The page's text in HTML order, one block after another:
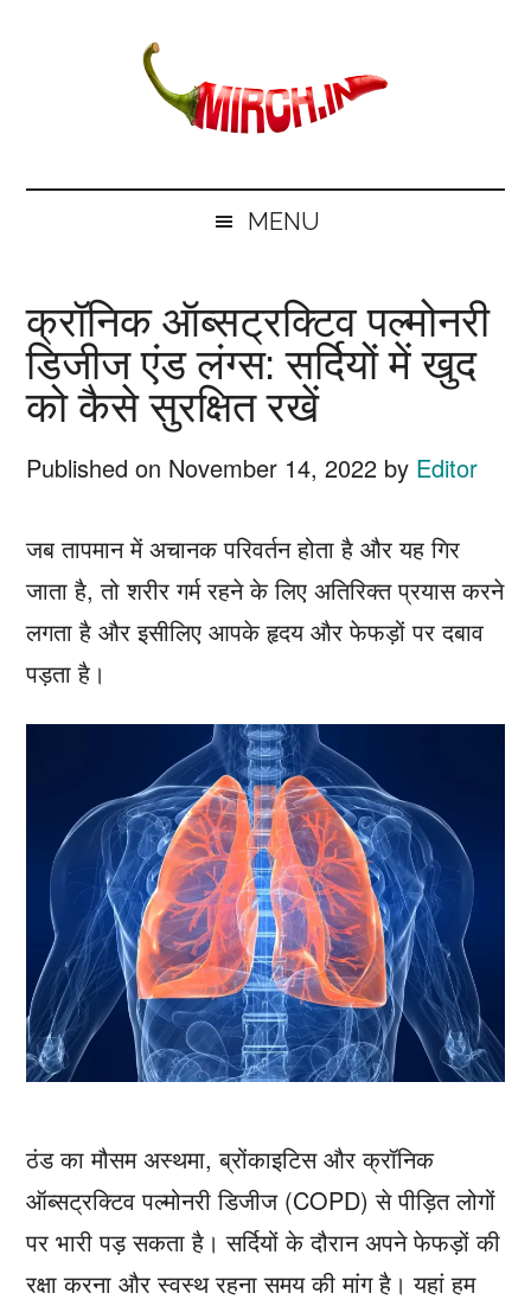
mirch.in
Hindi
MENU
क्रॉनिक ऑब्सट्रक्टिव पल्मोनरी
डिजीज एंड लंग्स: सर्दियों में खुद
को कैसे सुरक्षित रखें
Published on November 14, 2022 by Editor
जब तापमान में अचानक परिवर्तन होता है और यह गिर
जाता है, तो शरीर गर्म रहने के लिए अतिरिक्त प्रयास करने
लगता है और इसीलिए आपके हृदय और फेफड़ों पर दबाव
पड़ता है।
ठंड का मौसम अस्थमा, ब्रोंकाइटिस और क्रॉनिक
ऑब्सट्रक्टिव पल्मोनरी डिजीज (COPD) से पीड़ित लोगों
पर भारी पड़ सकता है। सर्दियों के दौरान अपने फेफड़ों की
रक्षा करना और स्वस्थ रहना समय की मांग है। यहां हम